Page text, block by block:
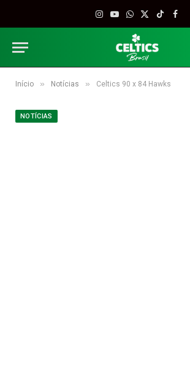
Instagram
YouTube
WhatsApp
X
TikTok
Início » Notícias » Celtics 90 x 84 Hawks
NOTÍCIAS